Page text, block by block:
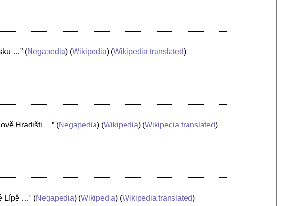
…” (Negapedia) (Wikipedia) (Wikipedia translated)
Hradišti …” (Negapedia) (Wikipedia) (Wikipedia translated)
Lípě …” (Negapedia) (Wikipedia) (Wikipedia translated)